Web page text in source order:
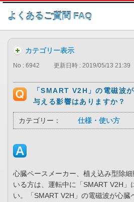
このページの本文
よくあるご質問 FAQ
カテゴリー表示
No : 6942 更新日時 : 2019/05/13 21:39
「SMART V2H」の電磁波
与える影響はありますか？
カテゴリー： 仕様・使い方
心臓ペースメーカー、植え込み型除
いる方は、運転中に「SMART V2H」
い。「SMART V2H」の電磁波が心臓